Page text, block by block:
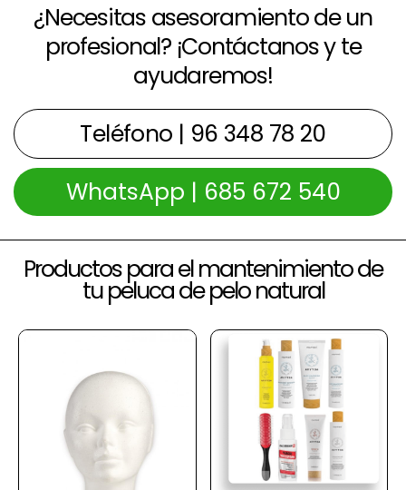
¿Necesitas asesoramiento de un
profesional? ¡Contáctanos y te
ayudaremos!
Teléfono | 96 348 78 20
WhatsApp | 685 672 540
Productos para el mantenimiento de
tu peluca de pelo natural